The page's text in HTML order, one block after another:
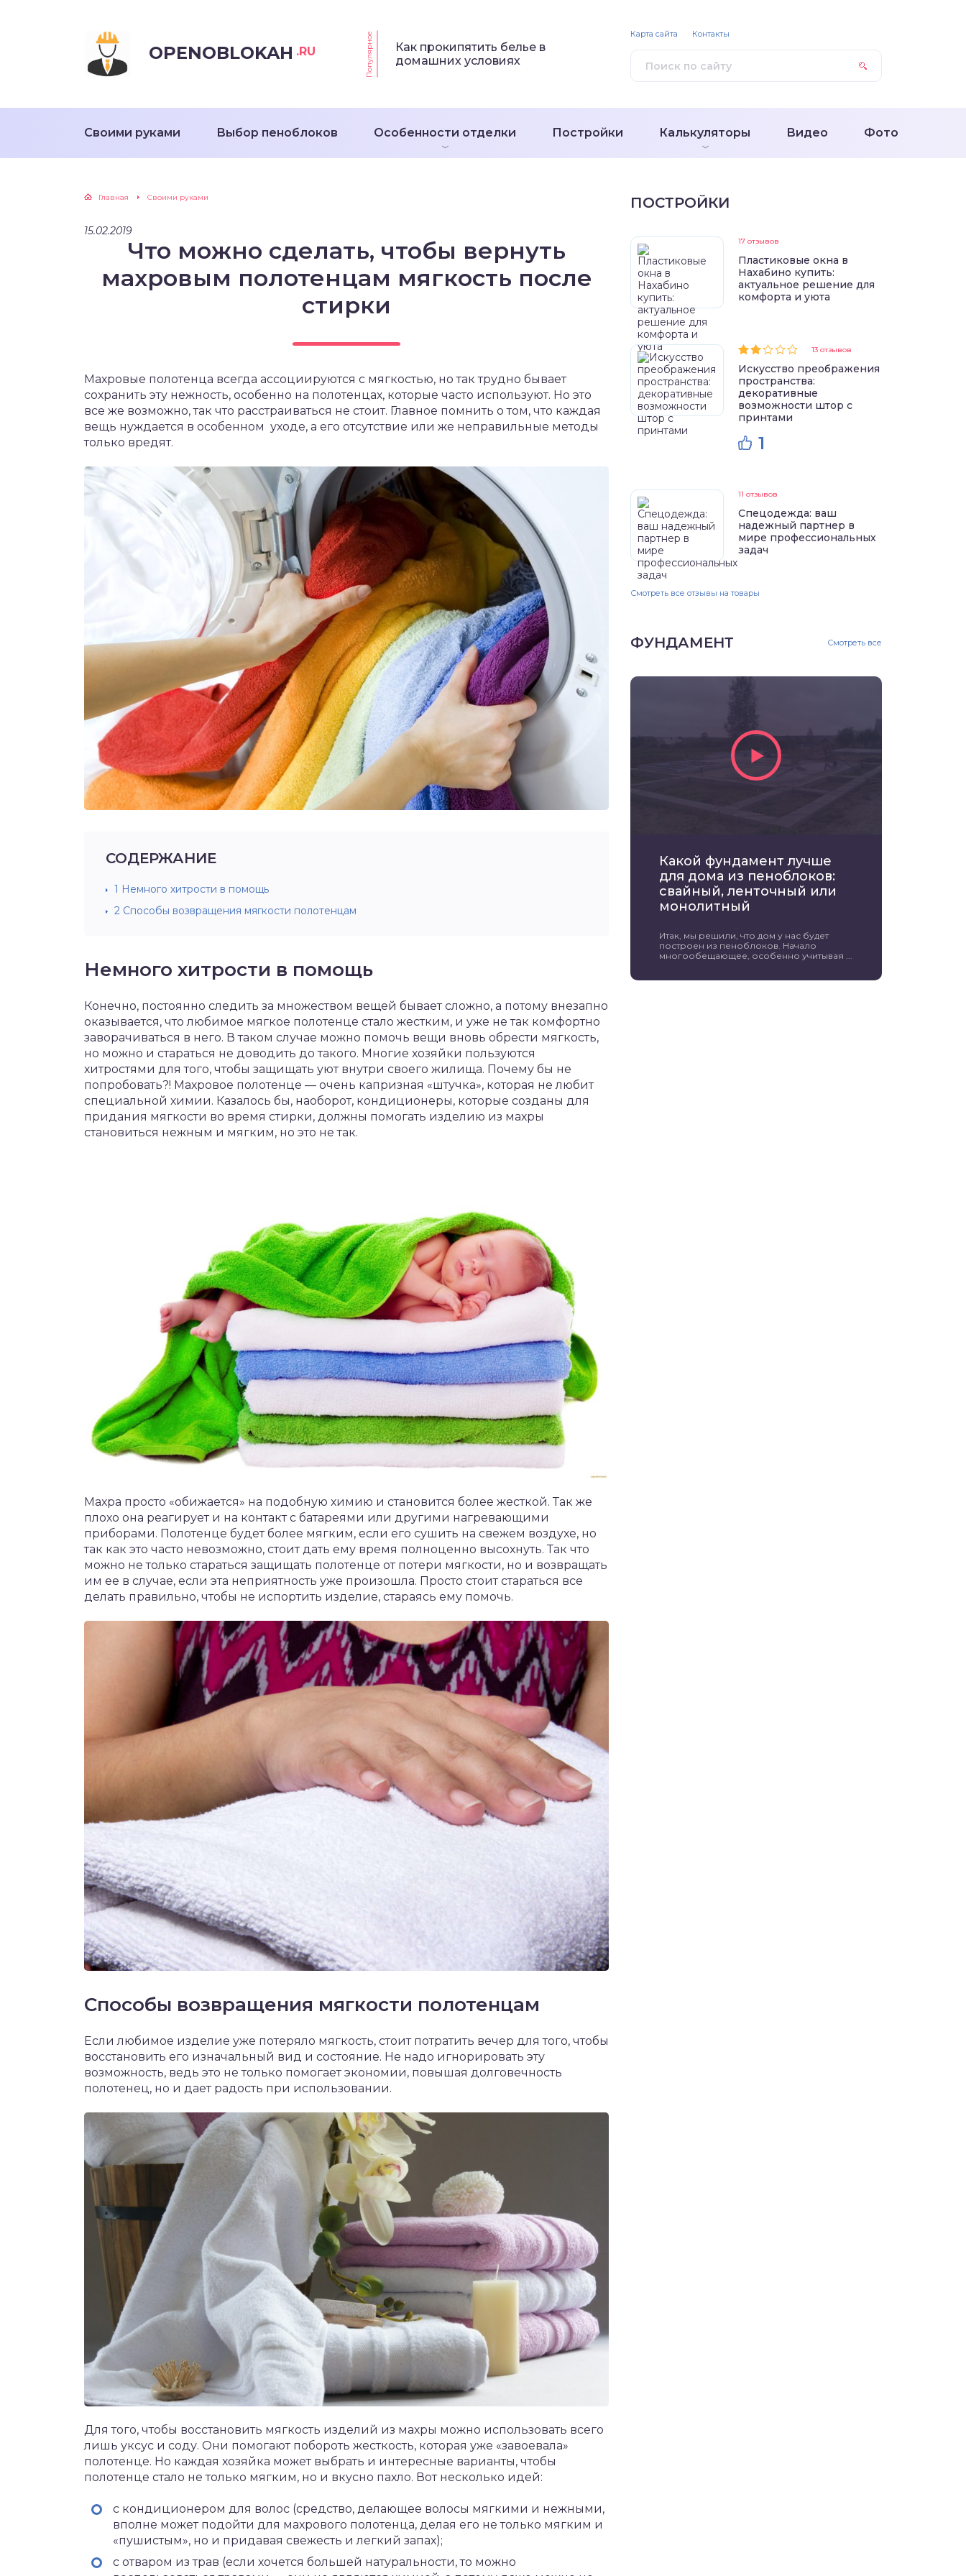
OPENOBLOKAH .RU Популярное
Как прокипятить белье в
домашних условиях
Своими руками Выбор пеноблоков Особенности отделки Постройки Калькуляторы Видео Фото
Карта сайта Контакты
Главная Своими руками
15.02.2019
Что можно сделать, чтобы вернуть
махровым полотенцам мягкость после
стирки
Махровые полотенца всегда ассоциируются с мягкостью, но так трудно бывает
сохранить эту нежность, особенно на полотенцах, которые часто используют. Но это
все же возможно, так что расстраиваться не стоит. Главное помнить о том, что каждая
вещь нуждается в особенном уходе, а его отсутствие или же неправильные методы
только вредят.
СОДЕРЖАНИЕ
1 Немного хитрости в помощь
2 Способы возвращения мягкости полотенцам
Немного хитрости в помощь
Конечно, постоянно следить за множеством вещей бывает сложно, а потому внезапно
оказывается, что любимое мягкое полотенце стало жестким, и уже не так комфортно
заворачиваться в него. В таком случае можно помочь вещи вновь обрести мягкость,
но можно и стараться не доводить до такого. Многие хозяйки пользуются
хитростями для того, чтобы защищать уют внутри своего жилища. Почему бы не
попробовать?! Махровое полотенце — очень капризная «штучка», которая не любит
специальной химии. Казалось бы, наоборот, кондиционеры, которые созданы для
придания мягкости во время стирки, должны помогать изделию из махры
становиться нежным и мягким, но это не так.
Махра просто «обижается» на подобную химию и становится более жесткой. Так же
плохо она реагирует и на контакт с батареями или другими нагревающими
приборами. Полотенце будет более мягким, если его сушить на свежем воздухе, но
так как это часто невозможно, стоит дать ему время полноценно высохнуть. Так что
можно не только стараться защищать полотенце от потери мягкости, но и возвращать
им ее в случае, если эта неприятность уже произошла. Просто стоит стараться все
делать правильно, чтобы не испортить изделие, стараясь ему помочь.
Способы возвращения мягкости полотенцам
Если любимое изделие уже потеряло мягкость, стоит потратить вечер для того, чтобы
восстановить его изначальный вид и состояние. Не надо игнорировать эту
возможность, ведь это не только помогает экономии, повышая долговечность
полотенец, но и дает радость при использовании.
Для того, чтобы восстановить мягкость изделий из махры можно использовать всего
лишь уксус и соду. Они помогают побороть жесткость, которая уже «завоевала»
полотенце. Но каждая хозяйка может выбрать и интересные варианты, чтобы
полотенце стало не только мягким, но и вкусно пахло. Вот несколько идей:
с кондиционером для волос (средство, делающее волосы мягкими и нежными,
вполне может подойти для махрового полотенца, делая его не только мягким и
«пушистым», но и придавая свежесть и легкий запах);
с отваром из трав (если хочется большей натуральности, то можно
ПОСТРОЙКИ
17 отзывов
Пластиковые окна в
Нахабино купить:
актуальное решение для
комфорта и уюта
13 отзывов
Искусство преображения
пространства:
декоративные
возможности штор с
принтами
1
11 отзывов
Спецодежда: ваш
надежный партнер в
мире профессиональных
задач
Смотреть все отзывы на товары
ФУНДАМЕНТ Смотреть все
Какой фундамент лучше
для дома из пеноблоков:
свайный, ленточный или
монолитный
Итак, мы решили, что дом у нас будет
построен из пеноблоков. Начало
многообещающее, особенно учитывая ...